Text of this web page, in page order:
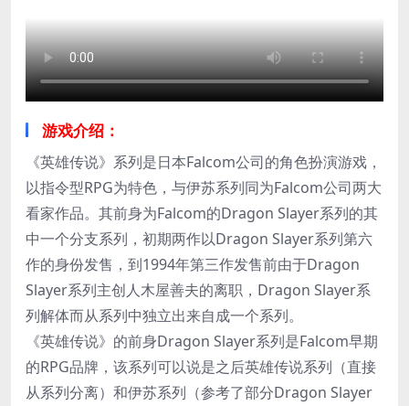
游戏介绍：
《英雄传说》系列是日本Falcom公司的角色扮演游戏，
以指令型RPG为特色，与伊苏系列同为Falcom公司两大
看家作品。其前身为Falcom的Dragon Slayer系列的其
中一个分支系列，初期两作以Dragon Slayer系列第六
作的身份发售，到1994年第三作发售前由于Dragon
Slayer系列主创人木屋善夫的离职，Dragon Slayer系
列解体而从系列中独立出来自成一个系列。
《英雄传说》的前身Dragon Slayer系列是Falcom早期
的RPG品牌，该系列可以说是之后英雄传说系列（直接
从系列分离）和伊苏系列（参考了部分Dragon Slayer